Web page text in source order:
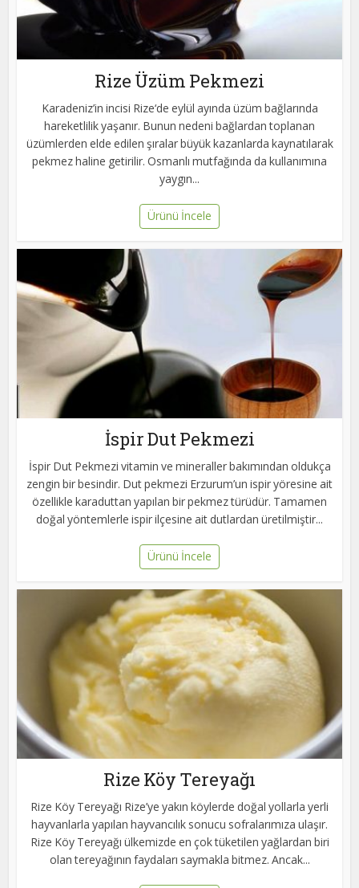
Rize Üzüm Pekmezi
Karadeniz’in incisi Rize‘de eylül ayında üzüm bağlarında
hareketlilik yaşanır. Bunun nedeni bağlardan toplanan
üzümlerden elde edilen şıralar büyük kazanlarda kaynatılarak
pekmez haline getirilir. Osmanlı mutfağında da kullanımına
yaygın...
Ürünü İncele
İspir Dut Pekmezi
İspir Dut Pekmezi vitamin ve mineraller bakımından oldukça
zengin bir besindir. Dut pekmezi Erzurum’un ispir yöresine ait
özellikle karaduttan yapılan bir pekmez türüdür. Tamamen
doğal yöntemlerle ispir ilçesine ait dutlardan üretilmiştir...
Ürünü İncele
Rize Köy Tereyağı
Rize Köy Tereyağı Rize’ye yakın köylerde doğal yollarla yerli
hayvanlarla yapılan hayvancılık sonucu sofralarımıza ulaşır.
Rize Köy Tereyağı ülkemizde en çok tüketilen yağlardan biri
olan tereyağının faydaları saymakla bitmez. Ancak...